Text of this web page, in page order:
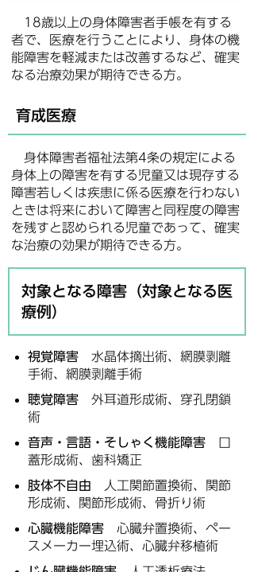
18歳以上の身体障害者手帳を有する
者で、医療を行うことにより、身体の機
能障害を軽減または改善するなど、確実
なる治療効果が期待できる方。
育成医療
身体障害者福祉法第4条の規定による
身体上の障害を有する児童又は現存する
障害若しくは疾患に係る医療を行わない
ときは将来において障害と同程度の障害
を残すと認められる児童であって、確実
な治療の効果が期待できる方。
対象となる障害（対象となる医
療例）
視覚障害 水晶体摘出術、網膜剥離
手術、網膜剥離手術
聴覚障害 外耳道形成術、穿孔閉鎖
術
音声・言語・そしゃく機能障害 口
蓋形成術、歯科矯正
肢体不自由 人工関節置換術、関節
形成術、関節形成術、骨折り術
心臓機能障害 心臓弁置換術、ペー
スメーカー埋込術、心臓弁移植術